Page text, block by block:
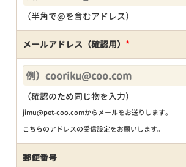
（半角で@を含むアドレス）
メールアドレス（確認用） *
（確認のため同じ物を入力）
jimu@pet-coo.comからメールをお送りします。
こちらのアドレスの受信設定をお願いします。
郵便番号